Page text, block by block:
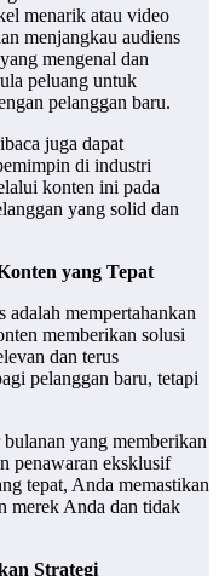
menarik atau video
menjangkau audiens
mengenal dan
peluang untuk
pelanggan baru.
juga dapat
di industri
konten ini pada
yang solid dan
yang Tepat
adalah mempertahankan
memberikan solusi
dan terus
pelanggan baru, tetapi
yang memberikan
penawaran eksklusif
tepat, Anda memastikan
merek Anda dan tidak
Strategi